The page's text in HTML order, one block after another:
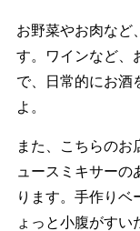
お野菜やお肉など
す。ワインなど、
で、日常的にお酒
よ。
また、こちらのお
ュースミキサーの
ります。手作りベ
ょっと小腹がすい